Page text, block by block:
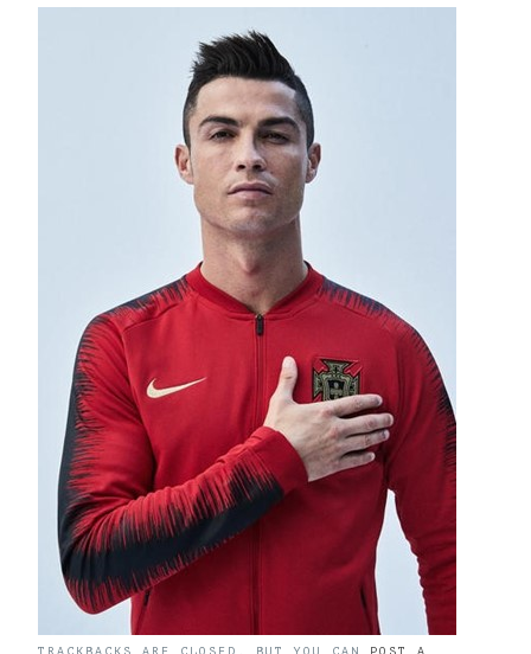
TRACKBACKS ARE CLOSED, BUT YOU CAN POST A